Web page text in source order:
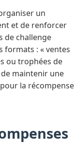
un
et de renforcer
de challenge
formats : « ventes
ou trophées de
de maintenir une
la récompense